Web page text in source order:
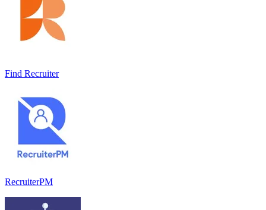
Find Recruiter
RecruiterPM